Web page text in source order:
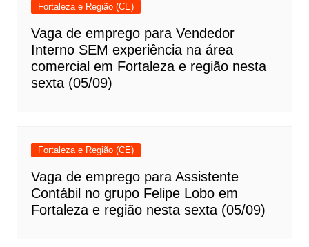
Fortaleza e Região (CE)
Vaga de emprego para Vendedor
Interno SEM experiência na área
comercial em Fortaleza e região nesta
sexta (05/09)
Fortaleza e Região (CE)
Vaga de emprego para Assistente
Contábil no grupo Felipe Lobo em
Fortaleza e região nesta sexta (05/09)